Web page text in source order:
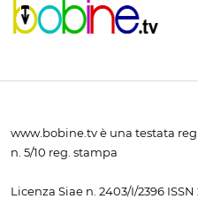
www.bobine.tv è una testata
n. 5/10 reg. stampa
Licenza Siae n. 2403/I/2396 ISSN